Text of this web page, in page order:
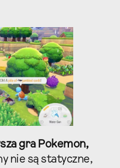
gra Pokemon,
nie są statyczne,